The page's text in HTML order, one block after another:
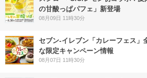
の甘酸っぱパフェ」新登場
08月09日 11時30分
セブン‐イレブン「カレーフェス」
な限定キャンペーン情報
08月07日 11時30分